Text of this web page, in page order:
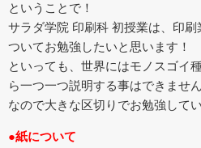
ということで！
サラダ学院 印刷科 初授業は、印
ついてお勉強したいと思います！
といっても、世界にはモノスゴイ
ら一つ一つ説明する事はできません
なので大きな区切りでお勉強して
●紙について